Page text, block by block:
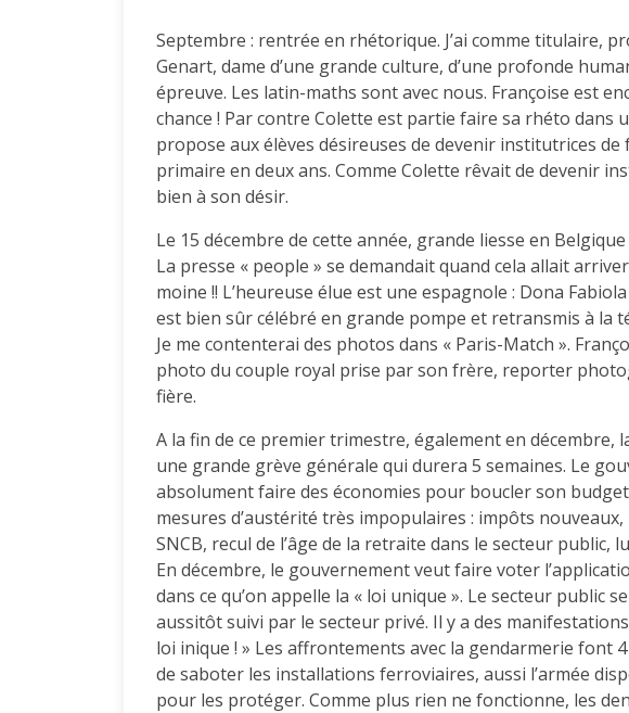
Septembre : rentrée en rhétorique. J’ai comme titulaire,
Genart, dame d’une grande culture, d’une profonde
épreuve. Les latin-maths sont avec nous. Françoise est
chance ! Par contre Colette est partie faire sa rhéto dans
propose aux élèves désireuses de devenir institutrices de
primaire en deux ans. Comme Colette rêvait de devenir
bien à son désir.
Le 15 décembre de cette année, grande liesse en
La presse « people » se demandait quand cela allait
moine !! L’heureuse élue est une espagnole : Dona
est bien sûr célébré en grande pompe et retransmis à la
Je me contenterai des photos dans « Paris-Match ».
photo du couple royal prise par son frère, reporter
fière.
A la fin de ce premier trimestre, également en décembre,
une grande grève générale qui durera 5 semaines. Le
absolument faire des économies pour boucler son budget
mesures d’austérité très impopulaires : impôts
SNCB, recul de l’âge de la retraite dans le secteur public,
En décembre, le gouvernement veut faire voter
dans ce qu’on appelle la « loi unique ». Le secteur public
aussitôt suivi par le secteur privé. Il y a des
loi inique ! » Les affrontements avec la gendarmerie font
de saboter les installations ferroviaires, aussi l’armée
pour les protéger. Comme plus rien ne fonctionne, les